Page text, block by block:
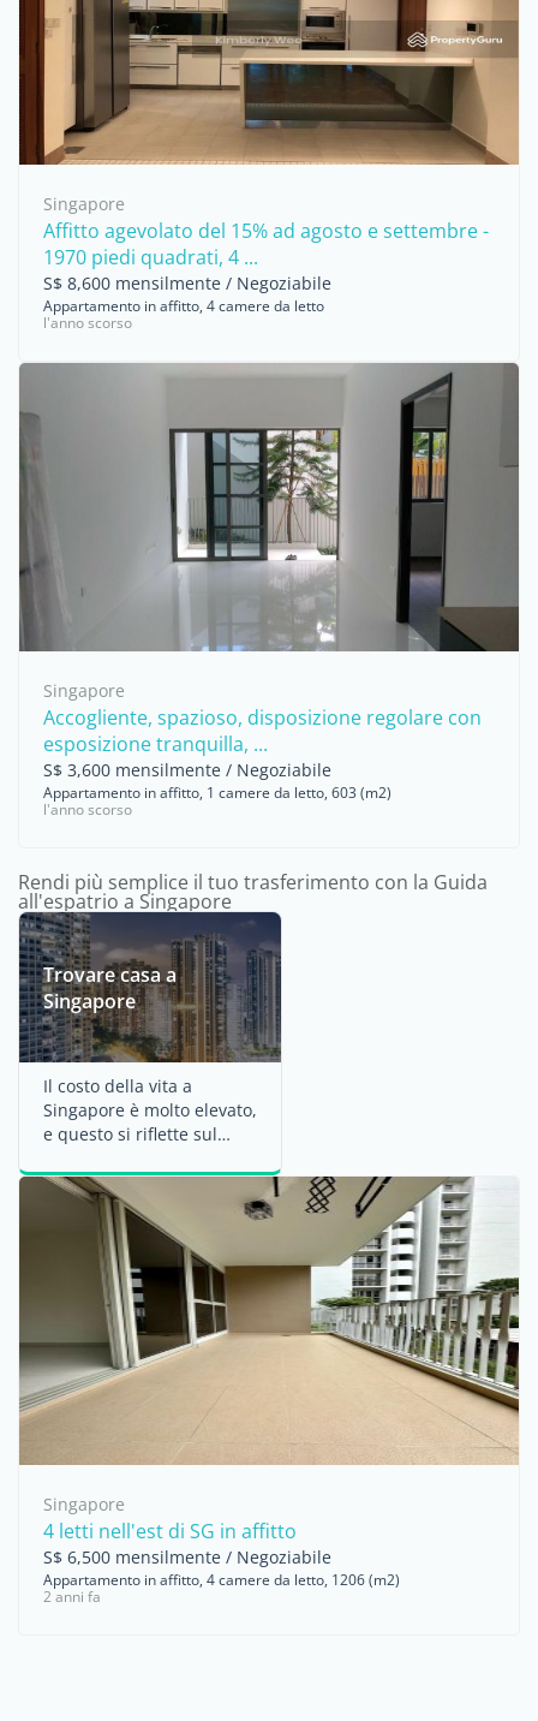
Singapore
Affitto agevolato del 15% ad agosto e settembre -
1970 piedi quadrati, 4 ...
S$ 8,600 mensilmente / Negoziabile
Appartamento in affitto, 4 camere da letto
l'anno scorso
Singapore
Accogliente, spazioso, disposizione regolare con
esposizione tranquilla, ...
S$ 3,600 mensilmente / Negoziabile
Appartamento in affitto, 1 camere da letto, 603 (m2)
l'anno scorso
Rendi più semplice il tuo trasferimento con la Guida
all'espatrio a Singapore
Trovare casa a
Singapore
Il costo della vita a
Singapore è molto elevato,
e questo si riflette sul
Singapore
4 letti nell'est di SG in affitto
S$ 6,500 mensilmente / Negoziabile
Appartamento in affitto, 4 camere da letto, 1206 (m2)
2 anni fa